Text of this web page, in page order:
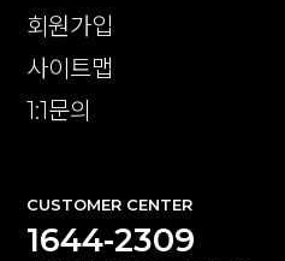
회원가입
사이트맵
1:1문의
CUSTOMER CENTER
1644-2309